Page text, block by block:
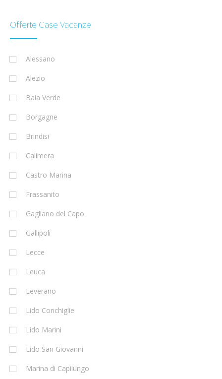
Offerte Case Vacanze
Alessano
Alezio
Baia Verde
Borgagne
Brindisi
Calimera
Castro Marina
Frassanito
Gagliano del Capo
Gallipoli
Lecce
Leuca
Leverano
Lido Conchiglie
Lido Marini
Lido San Giovanni
Marina di Capilungo